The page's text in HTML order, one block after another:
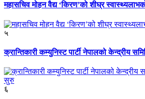
महासचिव मोहन वैद्य ‘किरण’को शीघ्र
५
क्रान्तिकारी कम्युनिस्ट पार्टी नेपालको केन्द्रीय
६